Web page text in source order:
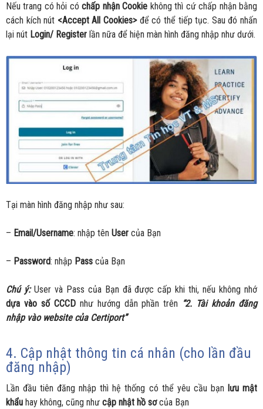
Nếu trang có hỏi cóchấp nhận Cookie không thì cứ chấp nhận bằng
cách kích nút <Accept All Cookies>để có thể tiếp tục. Sau đó nhấn
lại nút Login/ Register lần nữa để hiện màn hình đăng nhập như dưới.
Tại màn hình đăng nhập như sau:
– Email/Username: nhập tên User của Bạn
– Password: nhập Pass của Bạn
Chú ý:User và Pass của Bạn đã được cấp khi thi, nếu không nhớ
dựa vào số CCCDnhư hướng dẫn phần trên “2. Tài khoản đăng
nhập vào website của Certiport”
4. Cập nhật thông tin cá nhân (cho lần đầu
đăng nhập)
Lần đầu tiên đăng nhập thì hệ thống có thể yêu cầu bạn lưu mật
khẩu hay không, cũng như cập nhật hồ sơcủa Bạn